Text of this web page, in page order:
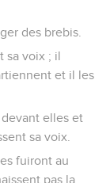
des brebis.
sa voix ; il
et il les
elles et
sa voix.
fuiront au
pas la